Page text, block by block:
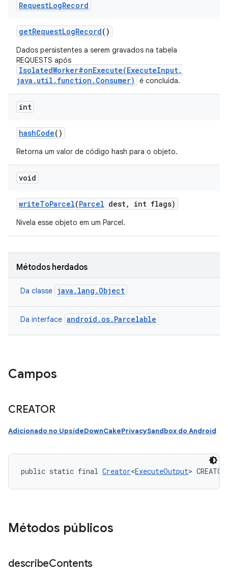
RequestLogRecord
getRequestLogRecord()
Dados persistentes a serem gravados na tabela
REQUESTS após
IsolatedWorker#onExecute(ExecuteInput,
java.util.function.Consumer)
é concluída.
int
hashCode()
Retorna um valor de código hash para o objeto.
void
writeToParcel(Parcel dest, int flags)
Nivela esse objeto em um Parcel.
Métodos herdados
Da classe java.lang.Object
Da interface android.os.Parcelable
Campos
CREATOR
Adicionado no UpsideDownCakePrivacySandbox do Android
public static final Creator<ExecuteOutput> CREATOR
Métodos públicos
describeContents